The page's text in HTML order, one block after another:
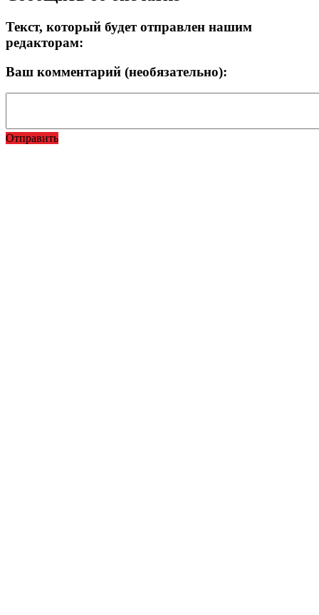
Текст, который будет отправлен нашим
редакторам:
Ваш комментарий (необязательно):
Отправить